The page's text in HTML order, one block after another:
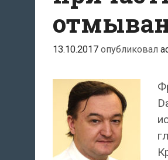
13.10.2017 опубликовал